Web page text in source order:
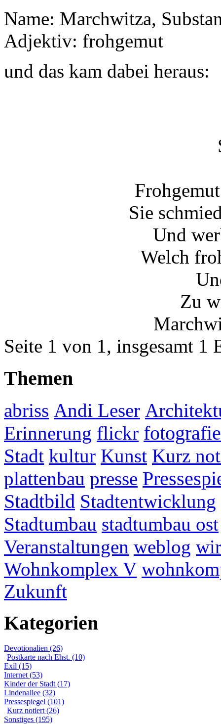
Name: Marchwitza,
Adjektiv: frohgemut
und das kam dabei heraus:
Sie
Und
Welch
Zu
Seite 1 von 1, insgesamt 1
Themen
abriss Andi Leser
Erinnerung flickr fotografie
Stadt kultur Kunst Kurz
plattenbau presse
Stadtbild Stadtentwicklung
Stadtumbau stadtumbau ost
Veranstaltungen weblog
Wohnkomplex V
Zukunft
Kategorien
Devotionalien (26)
Postkarte nach Ehst. (10)
Exil (15)
Internet (53)
Kinder der Stadt (17)
Lindenallee (32)
Pressespiegel (101)
Kurz notiert (26)
Sonstiges (195)